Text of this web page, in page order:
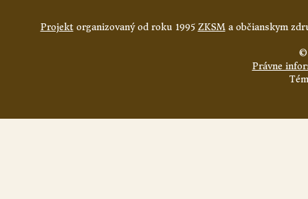
Projektorganizovaný od roku 1995 ZKSMa občianskym
©
Právne